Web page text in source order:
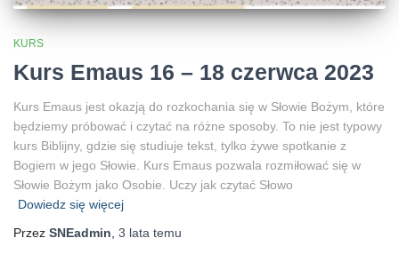
KURS
Kurs Emaus 16 – 18 czerwca 2023
Kurs Emaus jest okazją do rozkochania się w Słowie Bożym, które
będziemy próbować i czytać na różne sposoby. To nie jest typowy
kurs Biblijny, gdzie się studiuje tekst, tylko żywe spotkanie z
Bogiem w jego Słowie. Kurs Emaus pozwala rozmiłować się w
Słowie Bożym jako Osobie. Uczy jak czytać Słowo
Dowiedz się więcej
Przez SNEadmin 3 lata temu